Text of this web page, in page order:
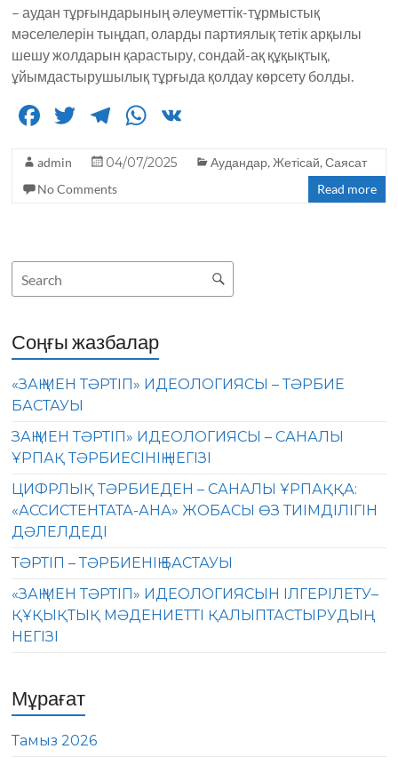
– аудан тұрғындарының әлеуметтік-тұрмыстық
мәселелерін тыңдап, оларды партиялық тетік арқылы
шешу жолдарын қарастыру, сондай-ақ құқықтық,
ұйымдастырушылық тұрғыда қолдау көрсету болды.
F
c
e
o
o
T
it
te
T
e
g
m
W
a
p
admin 04/07/2025 Аудандар,Жетісай,Саясат
No Comments
Read more
Соңғы жазбалар
«ЗАҢ МЕН ТӘРТІП» ИДЕОЛОГИЯСЫ – ТӘРБИЕ
БАСТАУЫ
ЗАҢ МЕН ТӘРТІП» ИДЕОЛОГИЯСЫ – САНАЛЫ
ҰРПАҚ ТӘРБИЕСІНІҢ НЕГІЗІ
ЦИФРЛЫҚ ТӘРБИЕДЕН – САНАЛЫ ҰРПАҚҚА:
«АССИСТЕНТАТА-АНА» ЖОБАСЫ ӨЗ ТИІМДІЛІГІН
ДӘЛЕЛДЕДІ
ТӘРТІП – ТӘРБИЕНІҢ БАСТАУЫ
«ЗАҢ МЕН ТӘРТІП» ИДЕОЛОГИЯСЫН ІЛГЕРІЛЕТУ–
ҚҰҚЫҚТЫҚ МӘДЕНИЕТТІ ҚАЛЫПТАСТЫРУДЫҢ
НЕГІЗІ
Мұрағат
Тамыз 2026